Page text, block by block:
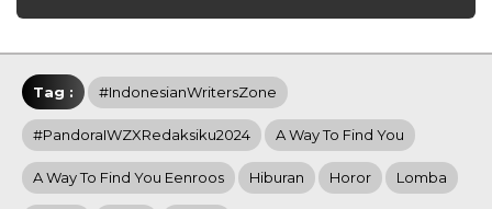
Tag : #IndonesianWritersZone
#PandoraIWZXRedaksiku2024 A Way To Find You
A Way To Find You Eenroos Hiburan Horor Lomba